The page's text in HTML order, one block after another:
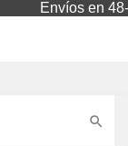
Envíos en
